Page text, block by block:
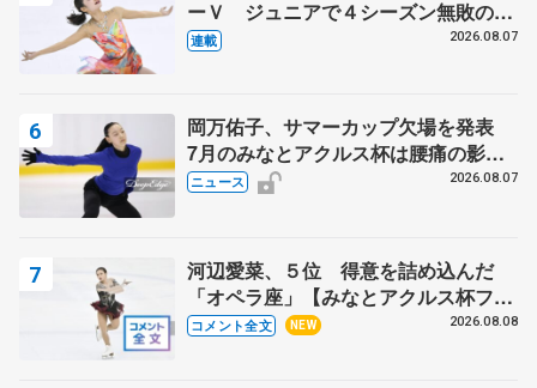
ーＶ ジュニアで４シーズン無敗の島
田麻央
連載 2026.08.07
岡万佑子、サマーカップ欠場を発表
7月のみなとアクルス杯は腰痛の影響
で
ニュース 2026.08.07
河辺愛菜、５位 得意を詰め込んだ
「オペラ座」【みなとアクルス杯フリ
ー】
コメント全文 NEW 2026.08.08